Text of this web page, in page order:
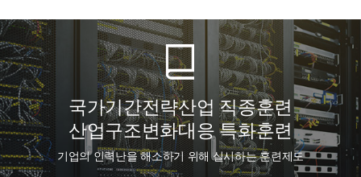
국가기간전략산업 직종훈련
산업구조변화대응 특화훈련
기업의 인력난을 해소하기 위해 실시하는 훈련제도